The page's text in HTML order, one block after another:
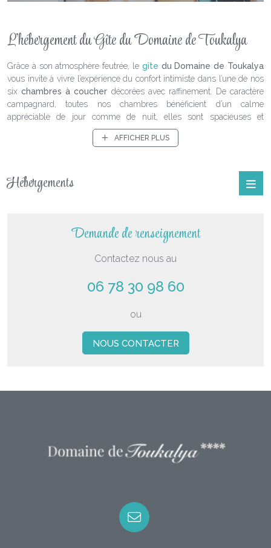
L’hébergement du Gîte du Domaine de Toukalya
Grâce à son atmosphère feutrée, le gîte du Domaine de Toukalya
vous invite à vivre l’expérience du confort intimiste dans l’une de nos
sixchambres à coucher décorées avec raffinement. De caractère
campagnard, toutes nos chambres bénéficient d’un calme
appréciable de jour comme de nuit, elles sont spacieuses et
confortables. Notre literie haut de gamme garantit un grand confort
pour des nuits de sommeil paisible. Elles sont toutes équipées d'un
Toutes nos chambres accueillent deux ou trois personnes. Pensée
avec grand soin, notre décoration d’intérieur reprend les matériaux
moderne d’une salle de bain attenante. Tous les meubles de nos
chambres sont de bois authentique, tout comme les parquets et les
rural des choses simples.
Nos services pour les chambres
Les lits sont faits pour votre arrivée.
AFFICHER PLUS
Hébergements
Demande de renseignement
Contactez nous au
06 78 30 98 60
ou
NOUS CONTACTER